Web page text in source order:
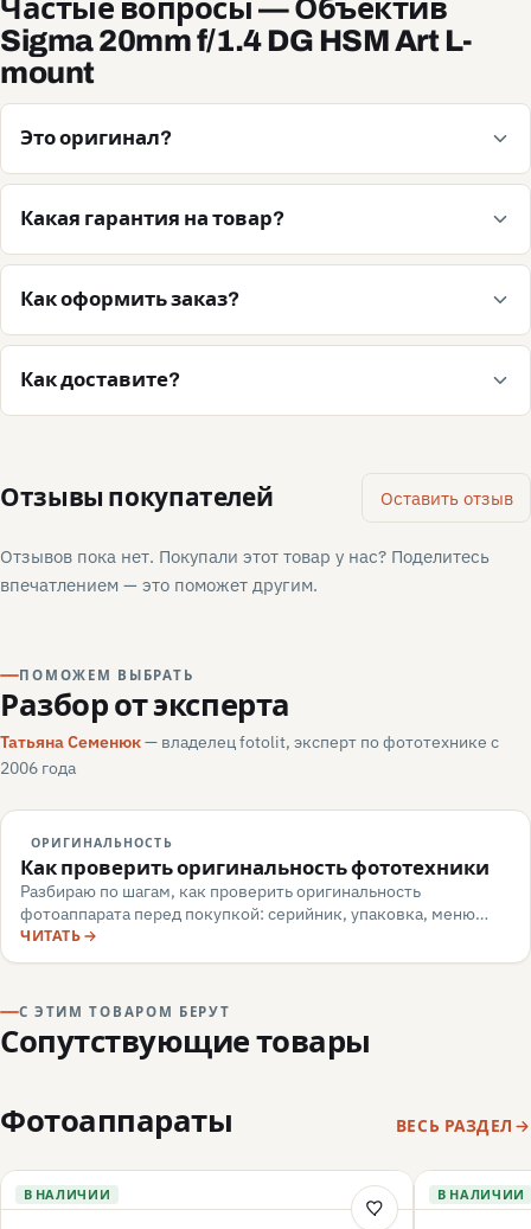
Частые вопросы — Объектив
Sigma 20mm f/1.4 DG HSM Art L-
mount
Это оригинал?
Какая гарантия на товар?
Как оформить заказ?
Как доставите?
Отзывы покупателей Оставить отзыв
Отзывов пока нет. Покупали этот товар у нас? Поделитесь
впечатлением — это поможет другим.
ПОМОЖЕМ ВЫБРАТЬ
Разбор от эксперта
Татьяна Семенюк— владелец fotolit, эксперт по фототехнике с
2006 года
ОРИГИНАЛЬНОСТЬ
Как проверить оригинальность фототехники
Разбираю по шагам, как проверить оригинальность
фотоаппарата перед покупкой: серийник, упаковка, меню
камеры, маркировка, документы — и какие красные флаги
говорят о подделке или сером импорте.
ЧИТАТЬ
С ЭТИМ ТОВАРОМ БЕРУТ
Сопутствующие товары
Фотоаппараты ВЕСЬ РАЗДЕЛ
В НАЛИЧИИ В НАЛИЧИИ